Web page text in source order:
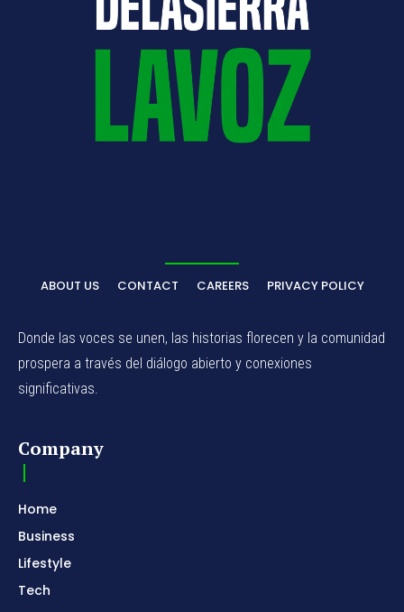
ABOUT US CONTACT CAREERS PRIVACY POLICY
Donde las voces se unen, las historias florecen y la comunidad
prospera a través del diálogo abierto y conexiones
significativas.
Company
Home
Business
Lifestyle
Tech